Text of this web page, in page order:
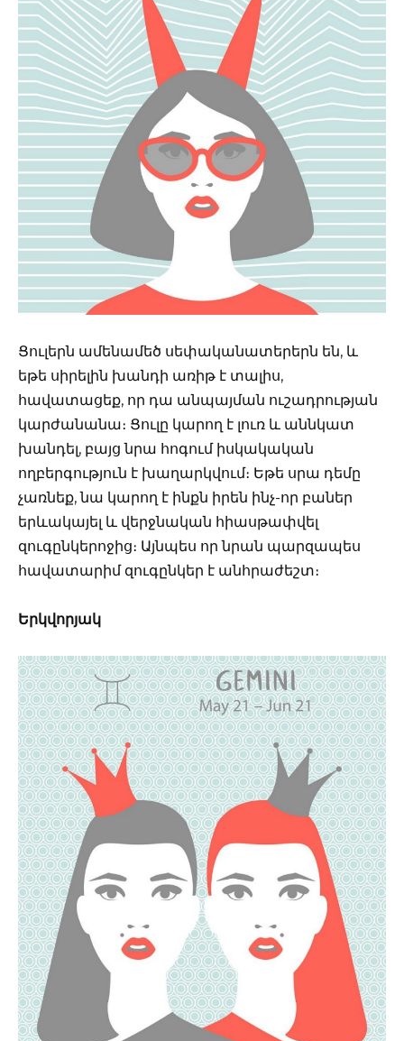
Ցուլերն ամենամեծ սեփականատերերն են, և
եթե սիրելին խանդի առիթ է տալիս,
հավատացեք, որ դա անպայման ուշադրության
կարժանանա։ Ցուլը կարող է լուռ և աննկատ
խանդել, բայց նրա հոգում իսկակական
ողբերգություն է խաղարկվում։ Եթե սրա դեմը
չառնեք, նա կարող է ինքն իրեն ինչ-որ բաներ
երևակայել և վերջնական հիասթափվել
զուգընկերոջից։ Այնպես որ նրան պարզապես
հավատարիմ զուգընկեր է անհրաժեշտ։
Երկվորյակ